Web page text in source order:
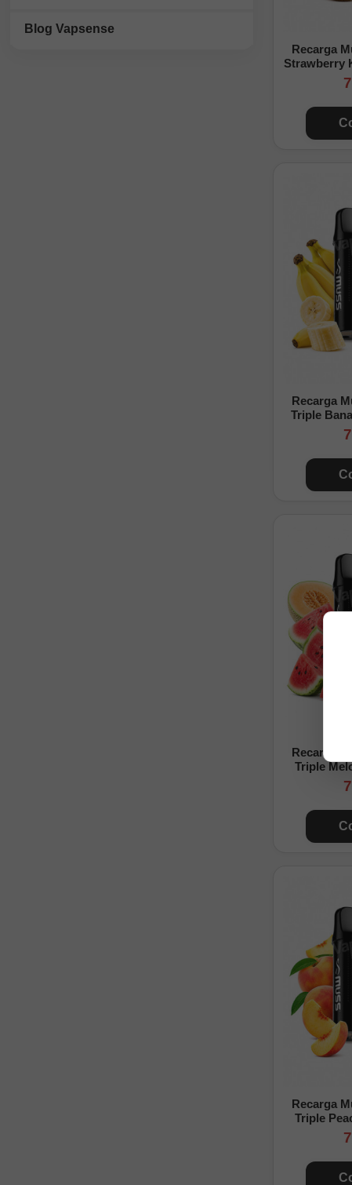
Recarga
Strawberry
Recarga
Triple
Recarga
Triple
Recarga
Triple
Blog Vapsense